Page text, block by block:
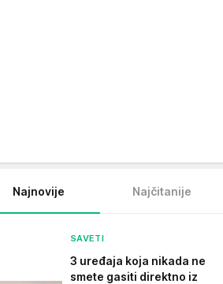
Najnovije Najčitanije
SAVETI
3 uređaja koja nikada ne
smete gasiti direktno iz